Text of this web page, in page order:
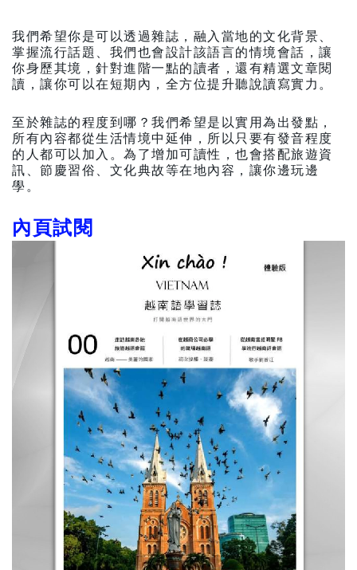
我們希望你是可以透過雜誌，融入當地的文化背景、
掌握流行話題、我們也會設計該語言的情境會話，讓
你身歷其境，針對進階一點的讀者，還有精選文章閱
讀，讓你可以在短期內，全方位提升聽說讀寫實力。
至於雜誌的程度到哪？我們希望是以實用為出發點，
所有內容都從生活情境中延伸，所以只要有發音程度
的人都可以加入。為了增加可讀性，也會搭配旅遊資
訊、節慶習俗、文化典故等在地內容，讓你邊玩邊
學。
內頁試閱